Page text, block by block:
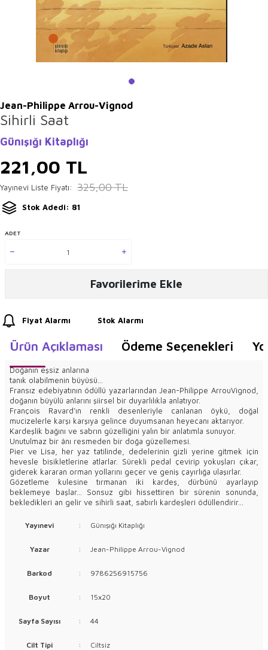
Jean-Philippe Arrou-Vignod
Sihirli Saat
Günışığı Kitaplığı
221,00 TL
Yayınevi Liste Fiyatı: 325,00TL
Stok Adedi: 81
ADET
Favorilerime Ekle
Fiyat Alarmı Stok Alarmı
Ürün Açıklaması Ödeme Seçenekleri
Doğanın eşsiz anlarına
tanık olabilmenin büyüsü...
Fransız edebiyatının ödüllü yazarlarından Jean-Philippe ArrouVignod,
doğanın büyülü anlarını şiirsel bir duyarlılıkla anlatıyor.
François Ravard’ın renkli desenleriyle canlanan öykü, doğal
mucizelerle karşı karşıya gelince duyumsanan heyecanı aktarıyor.
Kardeşlik bağını ve sabrın güzelliğini yalın bir anlatımla sunuyor.
Unutulmaz bir ânı resmeden bir doğa güzellemesi.
Pier ve Lisa, her yaz tatilinde, dedelerinin gizli yerine gitmek için
hevesle bisikletlerine atlarlar. Sürekli pedal çevirip yokuşları çıkar,
giderek kararan orman yollarını geçer ve geniş çayırlığa ulaşırlar.
Gözetleme kulesine tırmanan iki kardeş, dürbünü ayarlayıp
beklemeye başlar... Sonsuz gibi hissettiren bir sürenin sonunda,
bekledikleri an gelir ve sihirli saat, sabırlı kardeşleri ödüllendirir...
Yayınevi : Günışığı Kitaplığı
Yazar : Jean-Philippe Arrou-Vignod
Barkod : 9786256915756
Boyut : 15x20
Sayfa Sayısı : 44
Cilt Tipi : Ciltsiz